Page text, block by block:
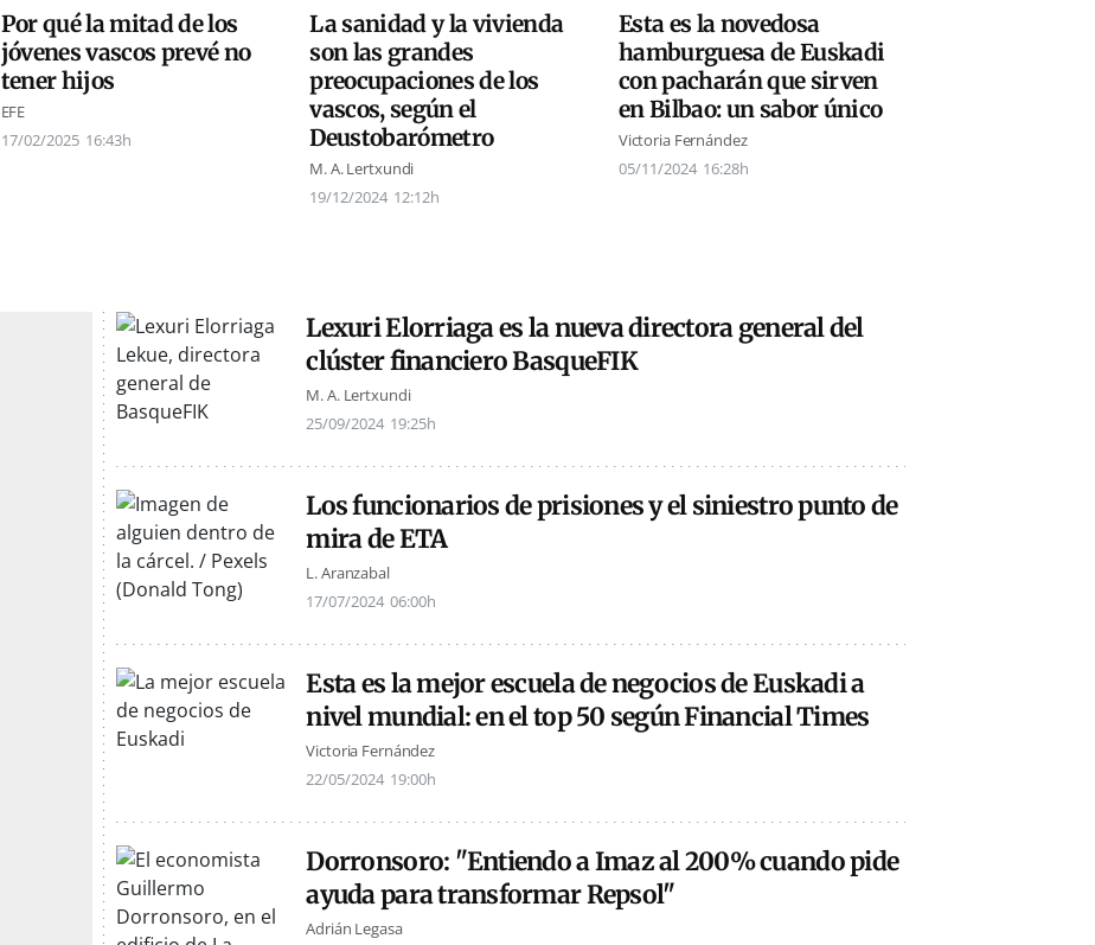
Por qué la mitad de los
jóvenes vascos prevé no
tener hijos
EFE
17/02/2025 16:43h
La sanidad y la vivienda
son las grandes
preocupaciones de los
vascos, según el
Deustobarómetro
M. A. Lertxundi
19/12/2024 12:12h
Esta es la novedosa
hamburguesa de Euskadi
con pacharán que sirven
en Bilbao: un sabor único
Victoria Fernández
05/11/2024 16:28h
Lexuri Elorriaga es la nueva directora general del
clúster financiero BasqueFIK
M. A. Lertxundi
25/09/2024 19:25h
Los funcionarios de prisiones y el siniestro punto de
mira de ETA
L. Aranzabal
17/07/2024 06:00h
Esta es la mejor escuela de negocios de Euskadi a
nivel mundial: en el top 50 según Financial Times
Victoria Fernández
22/05/2024 19:00h
Dorronsoro: "Entiendo a Imaz al 200% cuando pide
ayuda para transformar Repsol"
Adrián Legasa